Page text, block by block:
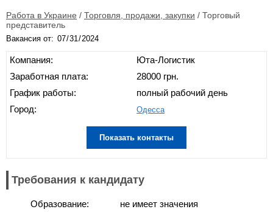
Работа в Украине / Торговля, продажи, закупки / Торговый
представитель
Вакансия от:
Компания:
Заработная плата:
График работы:
Город:
Юта-Логистик
28000 грн.
полный рабочий день
Одесса
Показать контакты
Требования к кандидату
Образование:
не имеет значения